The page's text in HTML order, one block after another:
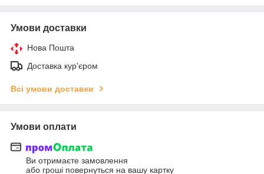
Умови доставки
Нова Пошта
Доставка кур'єром
Всі умови доставки
Умови оплати
Ви отримаєте замовлення
або гроші повернуться на вашу картку